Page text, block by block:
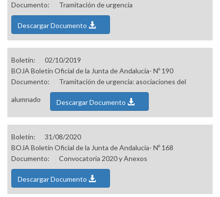
Documento: Tramitación de urgencia
Descargar Documento
Boletín:
02/10/2019
BOJA Boletín Oficial de la Junta de Andalucía- Nº 190
Documento:
Tramitación de urgencia: asociaciones del
alumnado Descargar Documento
Boletín:
31/08/2020
BOJA Boletín Oficial de la Junta de Andalucía- Nº 168
Documento:
Convocatoria 2020 y Anexos
Descargar Documento